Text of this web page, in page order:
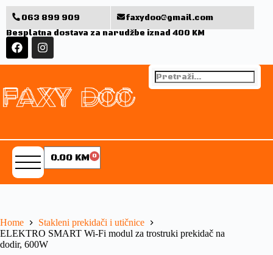
063 899 909
faxydoo@gmail.com
Besplatna dostava za narudžbe iznad 400 KM
0.00 KM 0
Home
Stakleni prekidači i utičnice
ELEKTRO SMART Wi-Fi modul za trostruki prekidač na
dodir, 600W